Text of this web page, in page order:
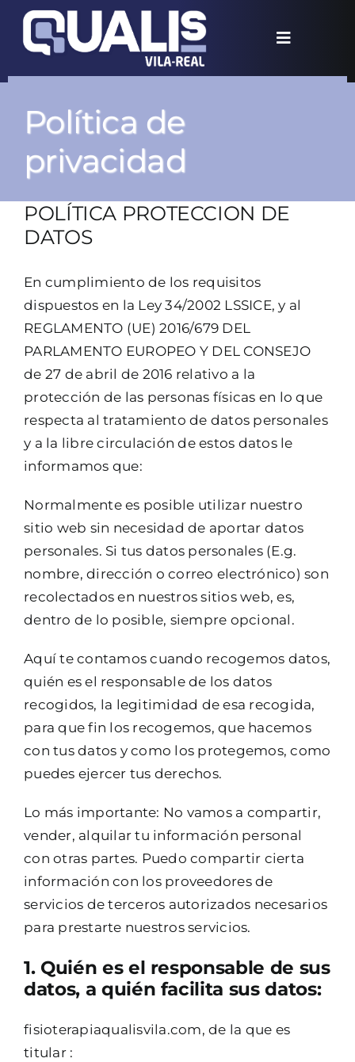
Saltar
contenido
Toggle
Inicio
Filosofía
Formación
Blog
Contacto
Política de
privacidad
POLÍTICA PROTECCION DE
DATOS
En cumplimiento de los requisitos
dispuestos en la Ley 34/2002 LSSICE, y al
REGLAMENTO (UE) 2016/679 DEL
PARLAMENTO EUROPEO Y DEL CONSEJO
de 27 de abril de 2016 relativo a la
protección de las personas físicas en lo que
respecta al tratamiento de datos personales
y a la libre circulación de estos datos le
informamos que:
Normalmente es posible utilizar nuestro
sitio web sin necesidad de aportar datos
personales. Si tus datos personales (E.g.
nombre, dirección o correo electrónico) son
recolectados en nuestros sitios web, es,
dentro de lo posible, siempre opcional.
Aquí te contamos cuando recogemos datos,
quién es el responsable de los datos
recogidos, la legitimidad de esa recogida,
para que fin los recogemos, que hacemos
con tus datos y como los protegemos, como
puedes ejercer tus derechos.
Lo más importante: No vamos a compartir,
vender, alquilar tu información personal
con otras partes. Puedo compartir cierta
información con los proveedores de
servicios de terceros autorizados necesarios
para prestarte nuestros servicios.
1. Quién es el responsable de sus
datos, a quién facilita sus datos:
fisioterapiaqualisvila.com, de la que es
titular :